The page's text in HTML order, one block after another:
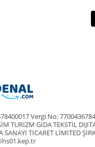
Vergi No:
TURİZM GIDA TEKSTİL
SANAYİ TİCARET LİMİTED